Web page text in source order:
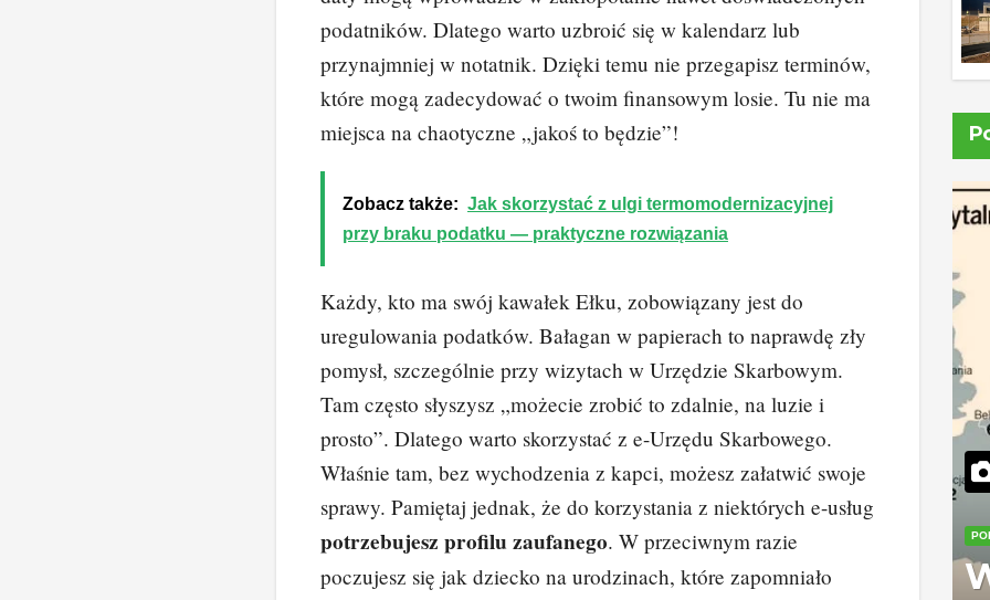
podatników. Dlatego warto uzbroić się w kalendarz lub
przynajmniej w notatnik. Dzięki temu nie przegapisz terminów,
które mogą zadecydować o twoim finansowym losie. Tu nie ma
miejsca na chaotyczne „jakoś to będzie”!
Zobacz także: Jak skorzystać z ulgi termomodernizacyjnej
przy braku podatku — praktyczne rozwiązania
Każdy, kto ma swój kawałek Ełku, zobowiązany jest do
uregulowania podatków. Bałagan w papierach to naprawdę zły
pomysł, szczególnie przy wizytach w Urzędzie Skarbowym.
Tam często słyszysz „możecie zrobić to zdalnie, na luzie i
prosto”. Dlatego warto skorzystać z e-Urzędu Skarbowego.
Właśnie tam, bez wychodzenia z kapci, możesz załatwić swoje
sprawy. Pamiętaj jednak, że do korzystania z niektórych e-usług
potrzebujesz profilu zaufanego. W przeciwnym razie
poczujesz się jak dziecko na urodzinach, które zapomniało